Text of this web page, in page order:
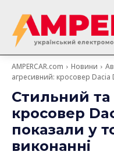
AMPERCAR.com Новини
агресивний: кросовер
Стильний
кросовер
показали у
виконанні